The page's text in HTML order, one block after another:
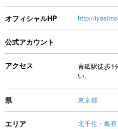
オフィシャルHP http://
公式アカウント
アクセス
青砥駅徒歩1
い。
県 東京都
エリア 北千住・亀有